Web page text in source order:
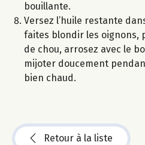
bouillante.
Versez l’huile restante
faites blondir les oignons,
de chou, arrosez avec le
mijoter doucement
bien chaud.
Retour à la liste